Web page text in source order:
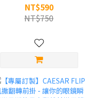
NT$590
NT$750